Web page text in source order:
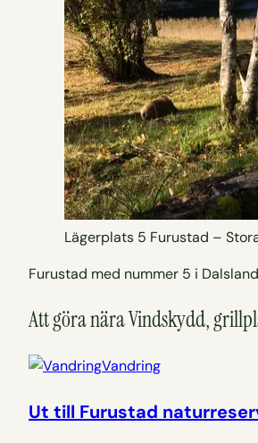
Lägerplats 5 Furustad –
Furustad med nummer 5 i
Att göra nära Vindskydd,
Vandring
Ut till Furustad